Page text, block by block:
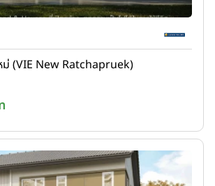
(VIE New Ratchapruek)